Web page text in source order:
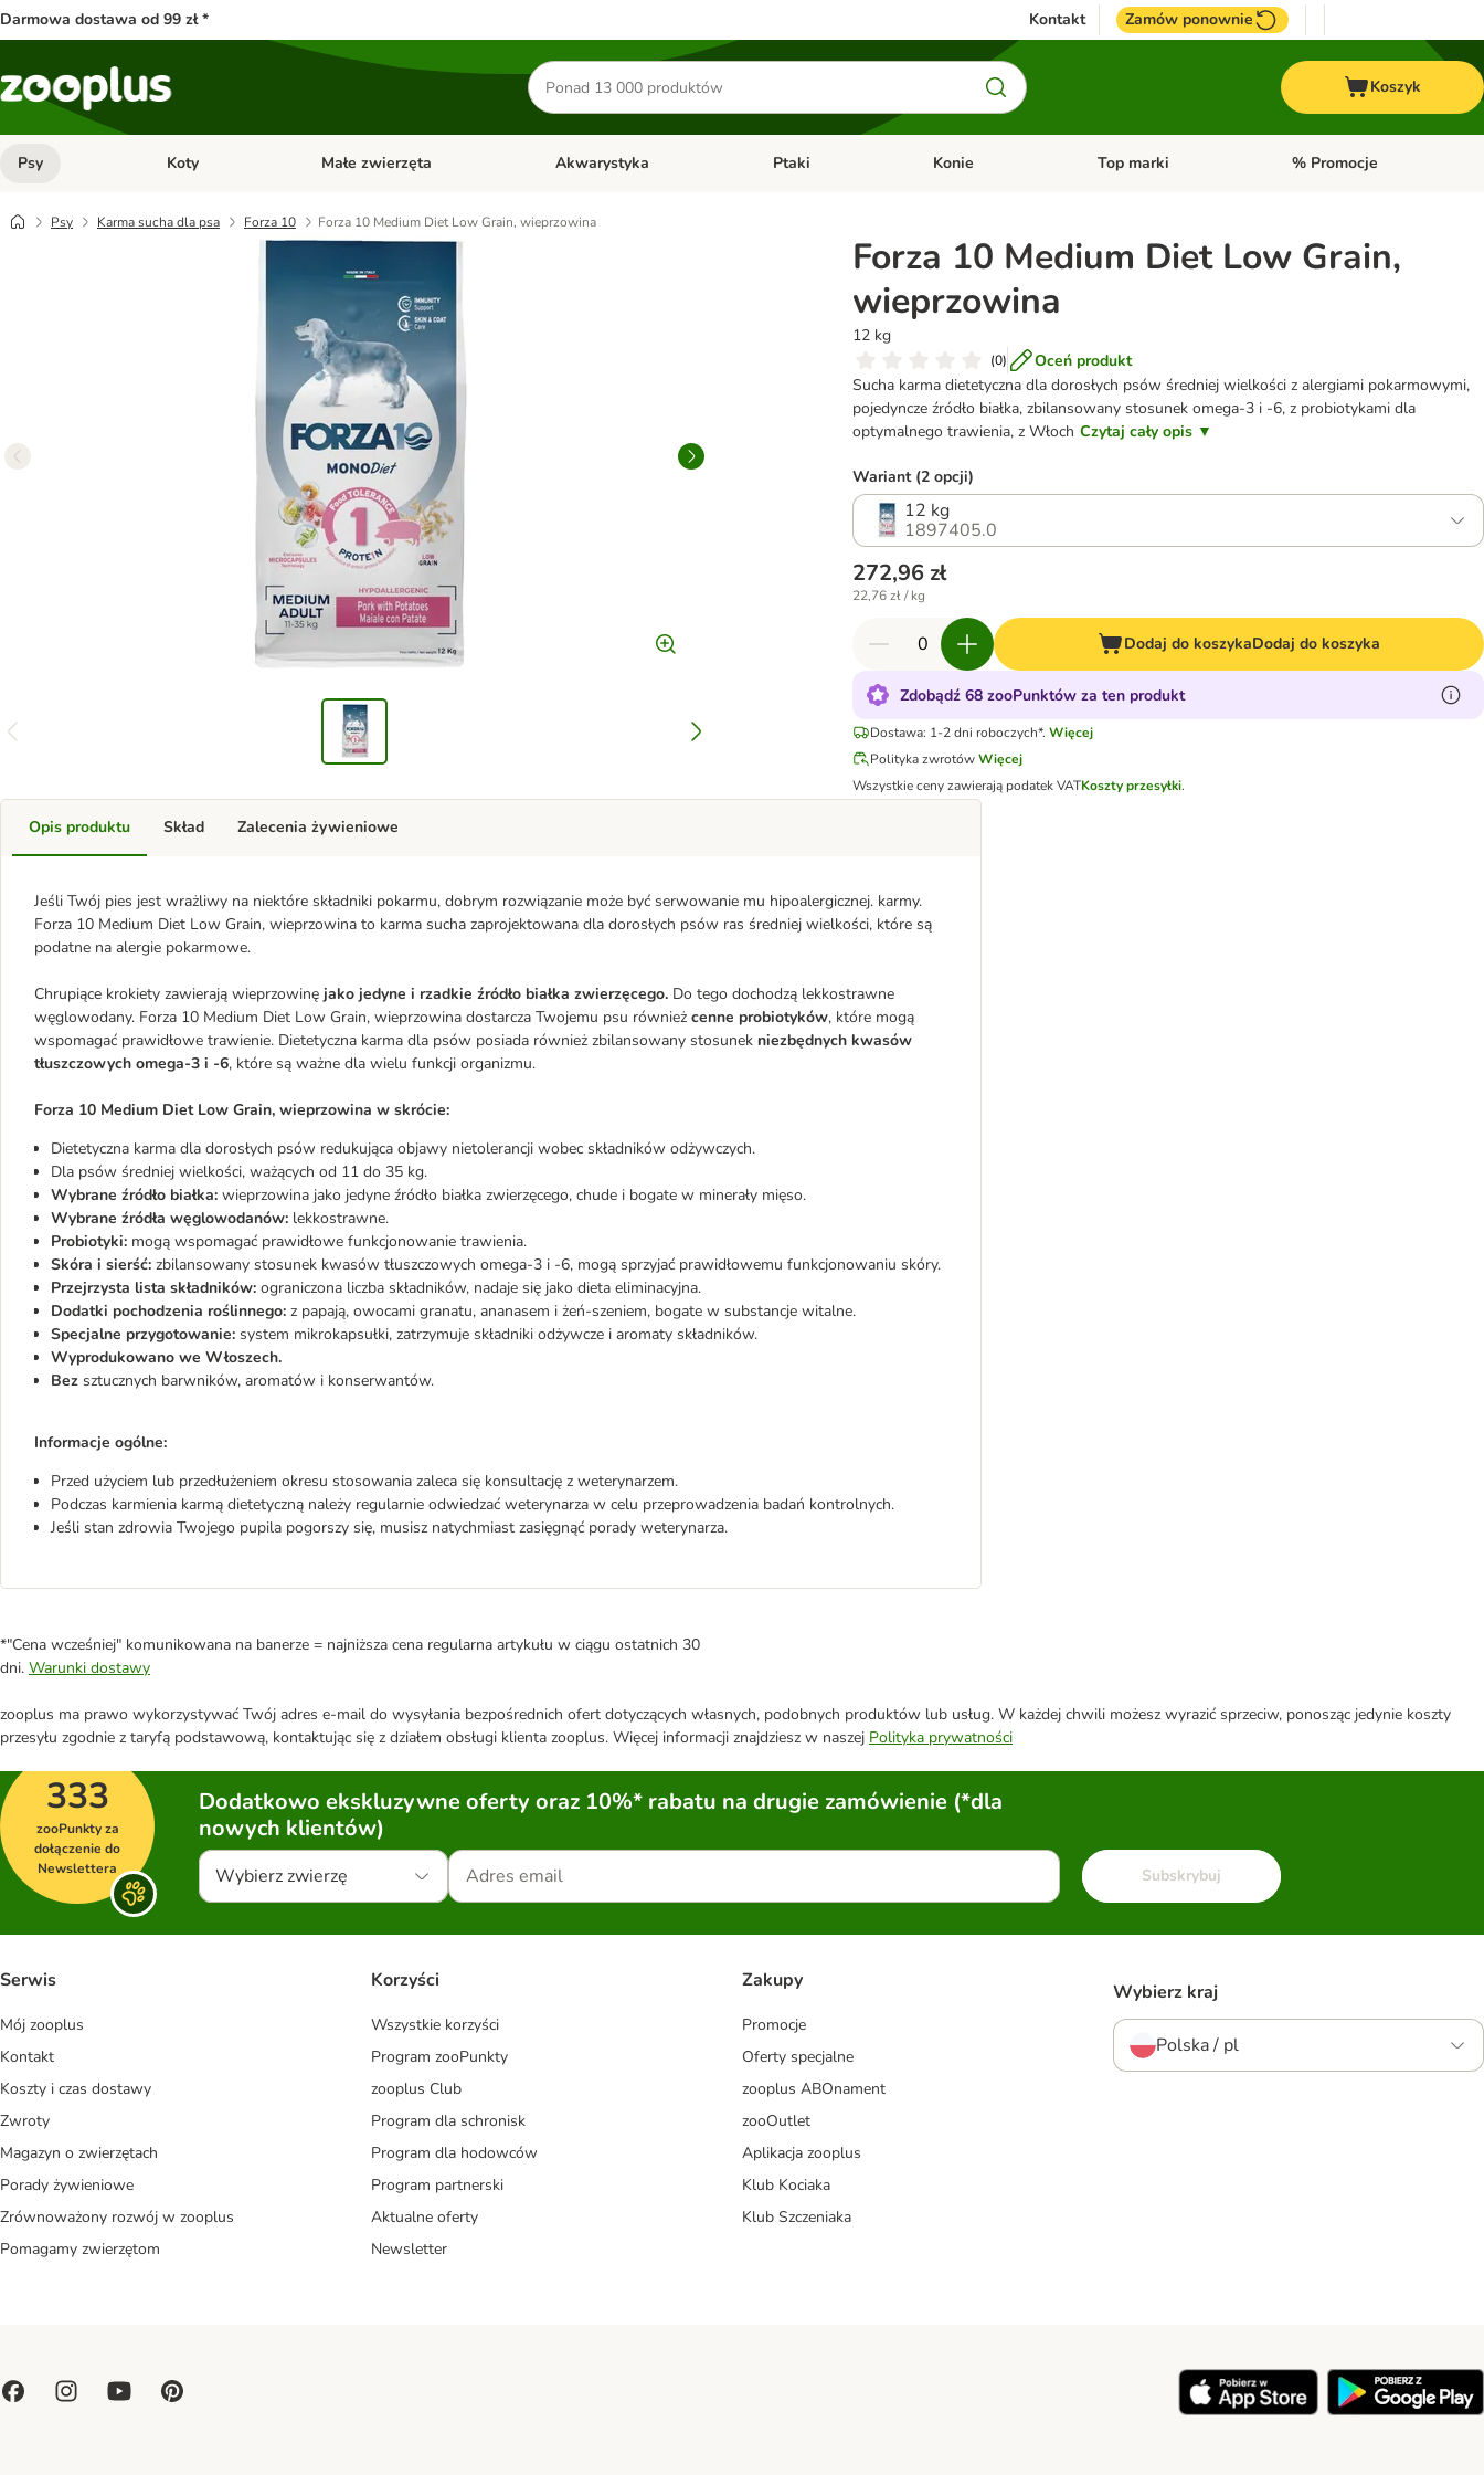
Darmowa dostawa od 99 zł * Kontakt Zamów ponownie
Szukaj
produktów
Koszyk
Psy Otwórz menu kategorii: Psy
Koty Otwórz menu kategorii: Koty
Małe zwierzęta Otwórz menu kategorii: Małe zwierzęta
Akwarystyka Otwórz menu kategorii: Akwarystyka
Ptaki Otwórz menu kategorii: Ptaki
Konie Otwórz menu kategorii: Konie
Top marki Otwórz menu kategorii: Top
% Promocje
Psy Karma sucha dla psa Forza 10 Forza 10 Medium Diet Low Grain, wieprzowina
Forza 10 Medium Diet Low Grain,
wieprzowina
12 kg
(0)
Oceń produkt
Sucha karma dietetyczna dla dorosłych psów średniej wielkości z alergiami pokarmowymi,
pojedyncze źródło białka, zbilansowany stosunek omega-3 i -6, z probiotykami dla
optymalnego trawienia, z Włoch Czytaj cały opis ▼
Wariant (2 opcji)
12 kg
1897405.0
272,96 zł
22,76 zł / kg
Dodaj do koszykaDodaj do koszyka
Zdobądź 68 zooPunktów za ten produkt
Dostawa: 1-2 dni roboczych*. Więcej
Polityka zwrotów Więcej
Wszystkie ceny zawierają podatek VATKoszty przesyłki.
Opis produktu
Jeśli Twój pies jest wrażliwy na niektóre składniki pokarmu, dobrym rozwiązanie może być serwowanie mu hipoalergicznej. karmy.
Forza 10 Medium Diet Low Grain, wieprzowina to karma sucha zaprojektowana dla dorosłych psów ras średniej wielkości, które są
podatne na alergie pokarmowe.
Chrupiące krokiety zawierają wieprzowinę jako jedyne i rzadkie źródło białka zwierzęcego. Do tego dochodzą lekkostrawne
węglowodany. Forza 10 Medium Diet Low Grain, wieprzowina dostarcza Twojemu psu również cenne probiotyków, które mogą
wspomagać prawidłowe trawienie. Dietetyczna karma dla psów posiada również zbilansowany stosunek niezbędnych kwasów
tłuszczowych omega-3 i -6, które są ważne dla wielu funkcji organizmu.
Forza 10 Medium Diet Low Grain, wieprzowina w skrócie:
Dietetyczna karma dla dorosłych psów redukująca objawy nietolerancji wobec składników odżywczych.
Dla psów średniej wielkości, ważących od 11 do 35 kg.
Wybrane źródło białka: wieprzowina jako jedyne źródło białka zwierzęcego, chude i bogate w minerały mięso.
Wybrane źródła węglowodanów: lekkostrawne.
Probiotyki: mogą wspomagać prawidłowe funkcjonowanie trawienia.
Skóra i sierść: zbilansowany stosunek kwasów tłuszczowych omega-3 i -6, mogą sprzyjać prawidłowemu funkcjonowaniu skóry.
Przejrzysta lista składników: ograniczona liczba składników, nadaje się jako dieta eliminacyjna.
Dodatki pochodzenia roślinnego: z papają, owocami granatu, ananasem i żeń-szeniem, bogate w substancje witalne.
Specjalne przygotowanie: system mikrokapsułki, zatrzymuje składniki odżywcze i aromaty składników.
Wyprodukowano we Włoszech.
Bez sztucznych barwników, aromatów i konserwantów.
Informacje ogólne:
Przed użyciem lub przedłużeniem okresu stosowania zaleca się konsultację z weterynarzem.
Podczas karmienia karmą dietetyczną należy regularnie odwiedzać weterynarza w celu przeprowadzenia badań kontrolnych.
Jeśli stan zdrowia Twojego pupila pogorszy się, musisz natychmiast zasięgnąć porady weterynarza.
Skład Zalecenia żywieniowe
*"Cena wcześniej" komunikowana na banerze = najniższa cena regularna artykułu w ciągu ostatnich 30
dni. Warunki dostawy
zooplus ma prawo wykorzystywać Twój adres e-mail do wysyłania bezpośrednich ofert dotyczących własnych, podobnych produktów lub usług. W każdej chwili możesz wyrazić sprzeciw, ponosząc jedynie koszty
przesyłu zgodnie z taryfą podstawową, kontaktując się z działem obsługi klienta zooplus. Więcej informacji znajdziesz w naszej Polityka prywatności
333
zooPunkty za
dołączenie do
Newslettera
Dodatkowo ekskluzywne oferty oraz 10%* rabatu na drugie zamówienie (*dla
nowych klientów)
Wybierz zwierzę Subskrybuj
Serwis
Mój zooplus
Kontakt
Koszty i czas dostawy
Zwroty
Magazyn o zwierzętach
Porady żywieniowe
Zrównoważony rozwój w zooplus
Pomagamy zwierzętom
Korzyści
Wszystkie korzyści
Program zooPunkty
zooplus Club
Program dla schronisk
Program dla hodowców
Program partnerski
Aktualne oferty
Newsletter
Zakupy
Promocje
Oferty specjalne
zooplus ABOnament
zooOutlet
Aplikacja zooplus
Klub Kociaka
Klub Szczeniaka
Wybierz kraj
Polska / pl